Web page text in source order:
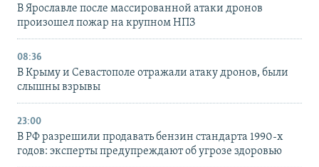
В Ярославле после массированной атаки дронов
произошел пожар на крупном НПЗ
08:36
В Крыму и Севастополе отражали атаку дронов, были
слышны взрывы
23:00
В РФ разрешили продавать бензин стандарта 1990-х
годов: эксперты предупреждают об угрозе здоровью